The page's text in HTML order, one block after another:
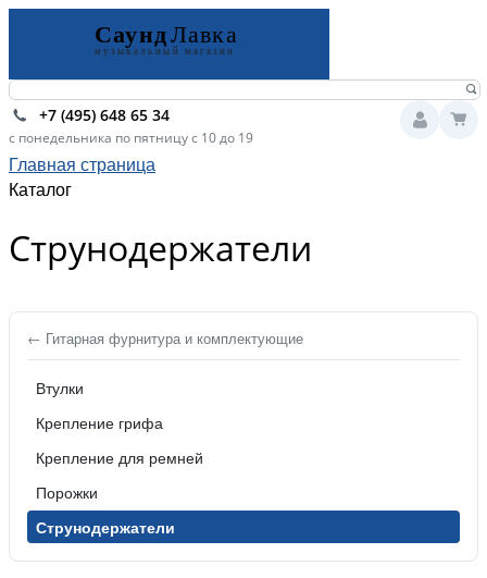
+7 (495) 648 65 34
с понедельника по пятницу с 10 до 19
Главная страница
Каталог
Струнодержатели
← Гитарная фурнитура и комплектующие
Втулки
Крепление грифа
Крепление для ремней
Порожки
Струнодержатели